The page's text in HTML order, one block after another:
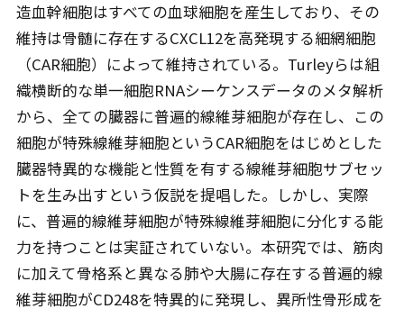
造血幹細胞はすべての血球細胞を産生しており、その
維持は骨髄に存在するCXCL12を高発現する細網細胞
（CAR細胞）によって維持されている。Turleyらは組
織横断的な単一細胞RNAシーケンスデータのメタ解析
から、全ての臓器に普遍的線維芽細胞が存在し、この
細胞が特殊線維芽細胞というCAR細胞をはじめとした
臓器特異的な機能と性質を有する線維芽細胞サブセッ
トを生み出すという仮説を提唱した。しかし、実際
に、普遍的線維芽細胞が特殊線維芽細胞に分化する能
力を持つことは実証されていない。本研究では、筋肉
に加えて骨格系と異なる肺や大腸に存在する普遍的線
維芽細胞がCD248を特異的に発現し、異所性骨形成を